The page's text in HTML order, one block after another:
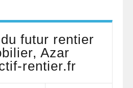
futur rentier
Azar
rentier.fr